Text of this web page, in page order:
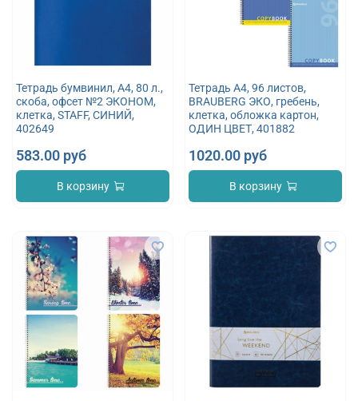
Тетрадь бумвинил, А4, 80 л.,
скоба, офсет №2 ЭКОНОМ,
клетка, STAFF, СИНИЙ,
402649
583.00 руб
В корзину
Тетрадь А4, 96 листов,
BRAUBERG ЭКО, гребень,
клетка, обложка картон,
ОДИН ЦВЕТ, 401882
1020.00 руб
В корзину